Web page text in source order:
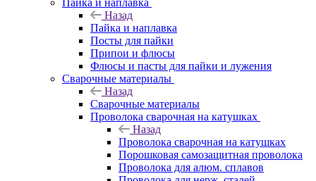
Пайка и наплавка
Назад
Пайка и наплавка
Посты для пайки
Припои и флюсы
Флюсы и пасты для пайки и лужения
Сварочные материалы
Назад
Сварочные материалы
Проволока сварочная на катушках
Назад
Проволока сварочная на катушках
Порошковая самозащитная проволока
Проволока для алюм. сплавов